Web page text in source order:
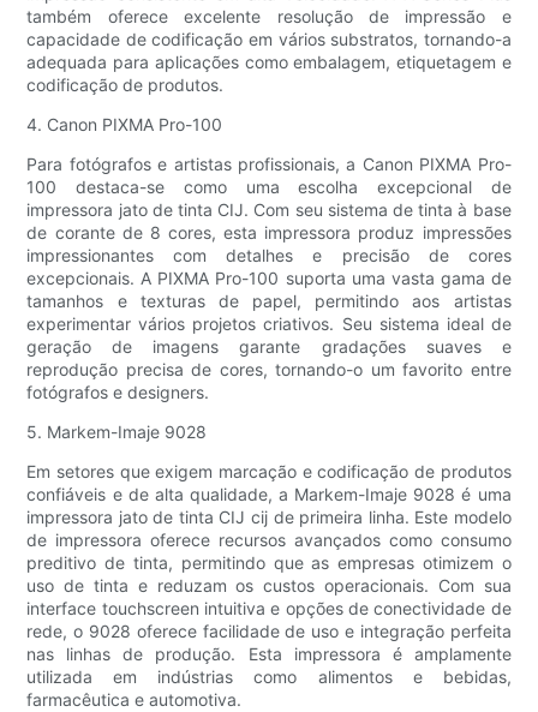
também oferece excelente resolução de impressão e
capacidade de codificação em vários substratos, tornando-a
adequada para aplicações como embalagem, etiquetagem e
codificação de produtos.
4. Canon PIXMA Pro-100
Para fotógrafos e artistas profissionais, a Canon PIXMA Pro-
100 destaca-se como uma escolha excepcional de
impressora jato de tinta CIJ. Com seu sistema de tinta à base
de corante de 8 cores, esta impressora produz impressões
impressionantes com detalhes e precisão de cores
excepcionais. A PIXMA Pro-100 suporta uma vasta gama de
tamanhos e texturas de papel, permitindo aos artistas
experimentar vários projetos criativos. Seu sistema ideal de
geração de imagens garante gradações suaves e
reprodução precisa de cores, tornando-o um favorito entre
fotógrafos e designers.
5. Markem-Imaje 9028
Em setores que exigem marcação e codificação de produtos
confiáveis ​​e de alta qualidade, a Markem-Imaje 9028 é uma
impressora jato de tinta CIJ cij de primeira linha. Este modelo
de impressora oferece recursos avançados como consumo
preditivo de tinta, permitindo que as empresas otimizem o
uso de tinta e reduzam os custos operacionais. Com sua
interface touchscreen intuitiva e opções de conectividade de
rede, o 9028 oferece facilidade de uso e integração perfeita
nas linhas de produção. Esta impressora é amplamente
utilizada em indústrias como alimentos e bebidas,
farmacêutica e automotiva.